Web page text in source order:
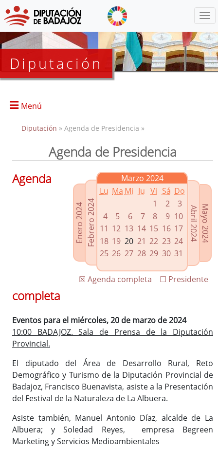
Diputación
Menú
Presidencia
Grupos Políticos
Enlaces relacionados
Agenda de Presidencia
Plenos provinciales y Juntas de gobierno
Oficina de Proyectos Europeos
Diputación » Agenda de Presidencia »
Agenda de Presidencia
Enero 2024Febrero 2024
Marzo 2024
Lu Ma Mi Ju Vi Sá Do
1
2
3
4
5 6 7 8 9 10
11 12 13 14 15 16 17
18 19 20 21 22 23 24
25 26 27 28 29 30 31
Mayo 2024
Abril 2024
☐ Presidente
☒ Agenda completa
Agenda
completa
Eventos para el miércoles, 20 de marzo de 2024
10:00 BADAJOZ. Sala de Prensa de la Diputación
Provincial.
El diputado del Área de Desarrollo Rural, Reto
Demográfico y Turismo de la Diputación Provincial de
Badajoz, Francisco Buenavista, asiste a la Presentación
del Festival de la Naturaleza de La Albuera.
Asiste también, Manuel Antonio Díaz, alcalde de La
Albuera; y Soledad Reyes, empresa Begreen
Marketing y Servicios Medioambientales